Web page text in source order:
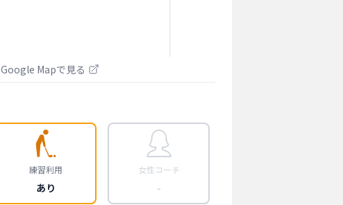
Google Mapで見る
練習利用
あり
女性コーチ
-